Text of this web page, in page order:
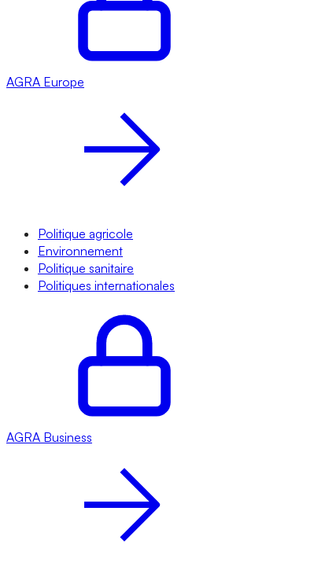
AGRA Europe
Politique agricole
Environnement
Politique sanitaire
Politiques internationales
AGRA Business